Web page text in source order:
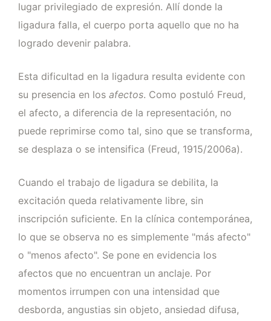
lugar privilegiado de expresión. Allí donde la
ligadura falla, el cuerpo porta aquello que no ha
logrado devenir palabra.
Esta dificultad en la ligadura resulta evidente con
su presencia en los afectos. Como postuló Freud,
el afecto, a diferencia de la representación, no
puede reprimirse como tal, sino que se transforma,
se desplaza o se intensifica (Freud, 1915/2006a).
Cuando el trabajo de ligadura se debilita, la
excitación queda relativamente libre, sin
inscripción suficiente. En la clínica contemporánea,
lo que se observa no es simplemente "más afecto"
o "menos afecto". Se pone en evidencia los
afectos que no encuentran un anclaje. Por
momentos irrumpen con una intensidad que
desborda, angustias sin objeto, ansiedad difusa,